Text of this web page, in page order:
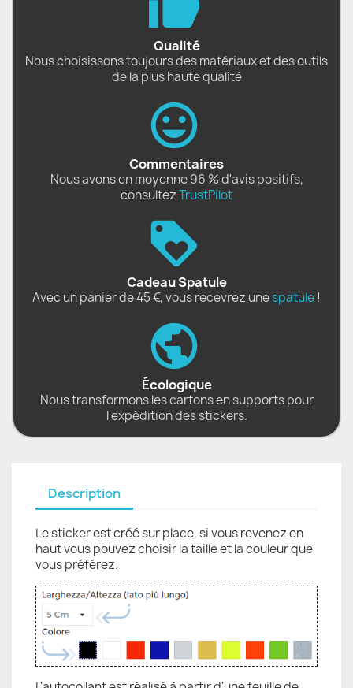
Qualité
Nous choisissons toujours des matériaux et des outils
de la plus haute qualité
Commentaires
Nous avons en moyenne 96 % d'avis positifs,
consultezTrustPilot
Cadeau Spatule
Avec un panier de 45 €, vous recevrez unespatule !
Écologique
Nous transformons les cartons en supports pour
l'expédition des stickers.
Description
Le sticker est créé sur place, si vous revenez en
haut vous pouvez choisir la taille et la couleur que
vous préférez.